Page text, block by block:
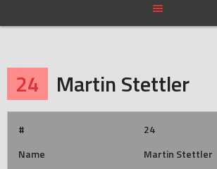
24 Martin Stettler
#
24
Name
Martin Stettler